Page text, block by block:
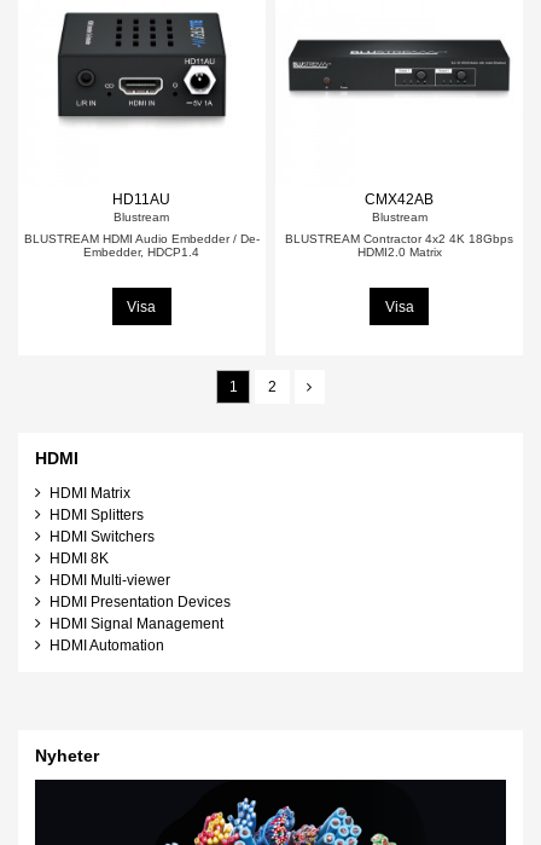
HD11AU
Blustream
BLUSTREAM HDMI Audio Embedder / De-
Embedder, HDCP1.4
Visa
CMX42AB
Blustream
BLUSTREAM Contractor 4x2 4K 18Gbps
HDMI2.0 Matrix
Visa
1 2
HDMI
HDMI Matrix
HDMI Splitters
HDMI Switchers
HDMI 8K
HDMI Multi-viewer
HDMI Presentation Devices
HDMI Signal Management
HDMI Automation
Nyheter